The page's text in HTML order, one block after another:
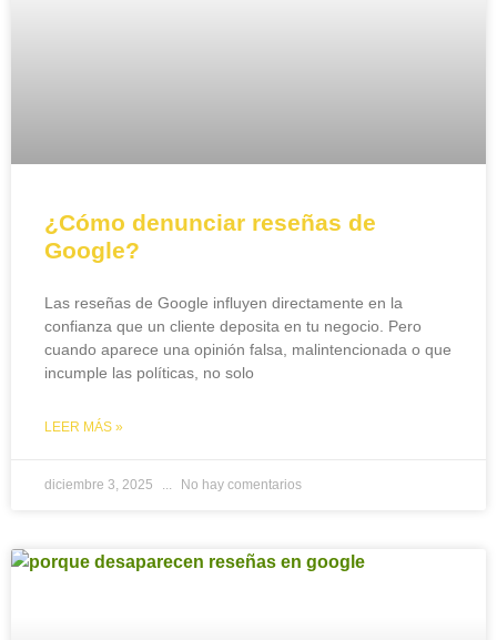
¿Cómo denunciar reseñas de
Google?
Las reseñas de Google influyen directamente en la
confianza que un cliente deposita en tu negocio. Pero
cuando aparece una opinión falsa, malintencionada o que
incumple las políticas, no solo
LEER MÁS »
diciembre 3, 2025 No hay comentarios